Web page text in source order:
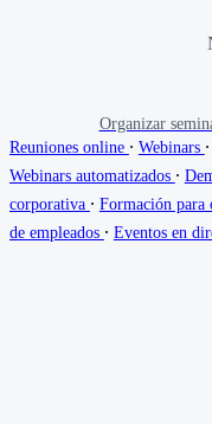
Organizar
Reuniones online ∙ Webinars ∙
Webinars automatizados ∙
corporativa ∙ Formación para
de empleados ∙ Eventos en